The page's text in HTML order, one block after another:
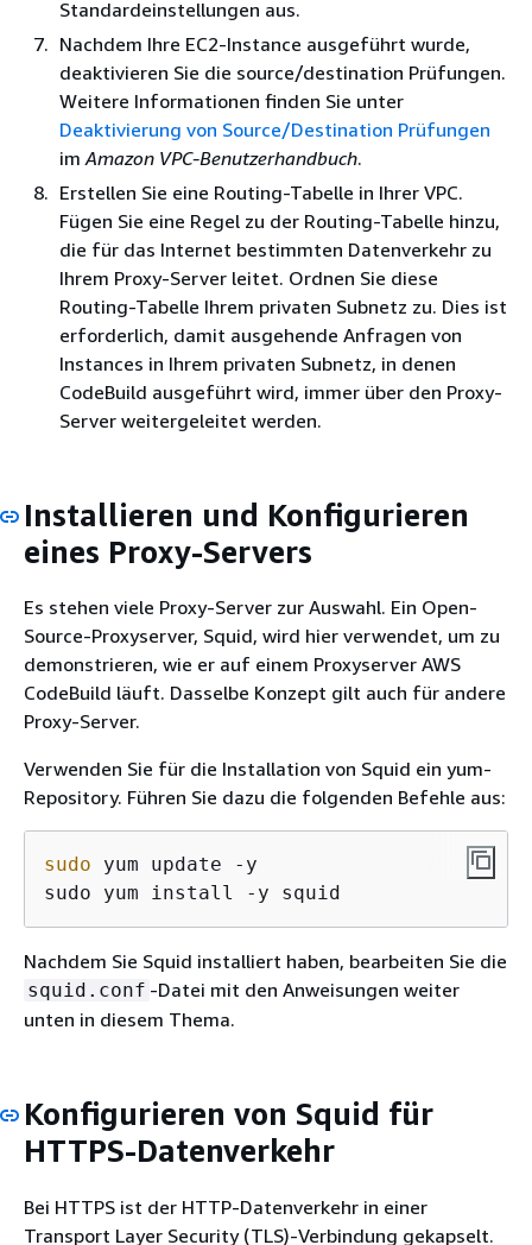
Standardeinstellungen aus.
Nachdem Ihre EC2-Instance ausgeführt wurde,
deaktivieren Sie die source/destination Prüfungen.
Weitere Informationen finden Sie unter
Deaktivierung von Source/Destination Prüfungen
im Amazon VPC-Benutzerhandbuch.
Erstellen Sie eine Routing-Tabelle in Ihrer VPC.
Fügen Sie eine Regel zu der Routing-Tabelle hinzu,
die für das Internet bestimmten Datenverkehr zu
Ihrem Proxy-Server leitet. Ordnen Sie diese
Routing-Tabelle Ihrem privaten Subnetz zu. Dies ist
erforderlich, damit ausgehende Anfragen von
Instances in Ihrem privaten Subnetz, in denen
CodeBuild ausgeführt wird, immer über den Proxy-
Server weitergeleitet werden.
Installieren und Konfigurieren
eines Proxy-Servers
Es stehen viele Proxy-Server zur Auswahl. Ein Open-
Source-Proxyserver, Squid, wird hier verwendet, um zu
demonstrieren, wie er auf einem Proxyserver AWS
CodeBuild läuft. Dasselbe Konzept gilt auch für andere
Proxy-Server.
Verwenden Sie für die Installation von Squid ein yum-
Repository. Führen Sie dazu die folgenden Befehle aus:
sudo yum update -y
sudo yum install -y squid
Nachdem Sie Squid installiert haben, bearbeiten Sie die
squid.conf -Datei mit den Anweisungen weiter
unten in diesem Thema.
Konfigurieren von Squid für
HTTPS-Datenverkehr
Bei HTTPS ist der HTTP-Datenverkehr in einer
Transport Layer Security (TLS)-Verbindung gekapselt.